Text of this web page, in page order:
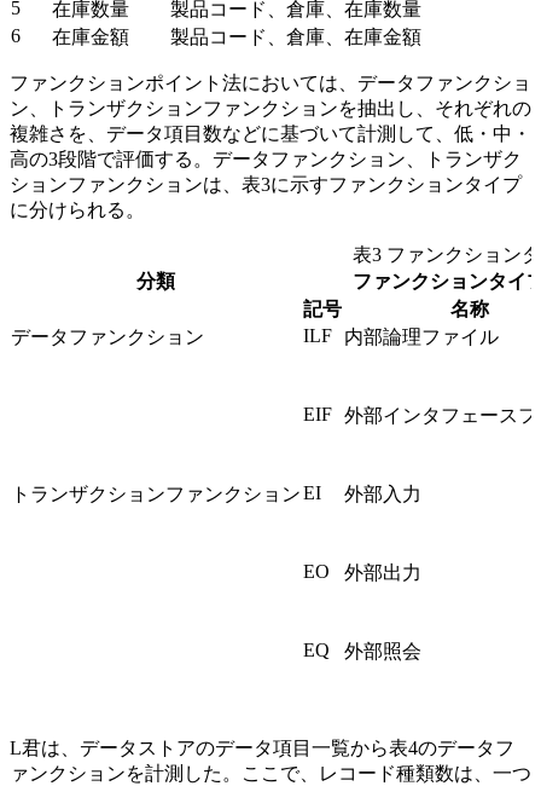
5
在庫数量
製品コード、倉庫、在庫数量
6
在庫金額 製品コード、倉庫、在庫金額
ファンクションポイント法においては、データファンクショ
ン、トランザクションファンクションを抽出し、それぞれの
複雑さを、データ項目数などに基づいて計測して、低・中・
高の3段階で評価する。データファンクション、トランザク
ションファンクションは、表3に示すファンクションタイプ
に分けられる。
表3 ファンクション
分類
ファンクションタイ
記号
名称
データファンクション
ILF 内部論理ファイル
EIF 外部インタフェース
トランザクションファンクションEI 外部入力
EO 外部出力
EQ 外部照会
L君は、データストアのデータ項目一覧から表4のデータフ
ァンクションを計測した。ここで、レコード種類数は、一つ